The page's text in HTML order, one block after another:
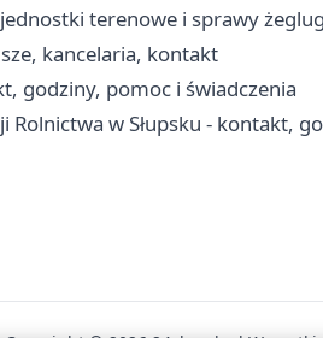
terenowe i sprawy
kancelaria, kontakt
godziny, pomoc i świadczenia
w Słupsku - kontakt,